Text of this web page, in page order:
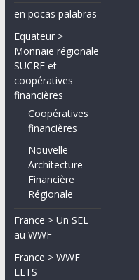
en pocas palabras
Equateur >
Monnaie régionale
SUCRE et
coopératives
financières
Coopératives
financières
Nouvelle
Architecture
Financière
Régionale
France > Un SEL
au WWF
France > WWF
LETS